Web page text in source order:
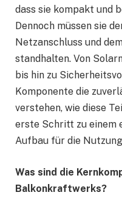
dass sie kompakt und
Dennoch müssen sie
Netzanschluss und
standhalten. Von
bis hin zu
Komponente die
verstehen, wie diese
erste Schritt zu einem
Aufbau für die
Was sind die
Balkonkraftwerks?